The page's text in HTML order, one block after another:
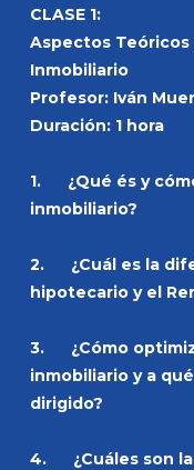
CLASE 1:
Aspectos Teóricos
Inmobiliario
Profesor: Iván
Duración: 1 hora
1. ¿Qué és y
inmobiliario?
2. ¿Cuál es la
hipotecario y el
3. ¿Cómo
inmobiliario y a
dirigido?
4. ¿Cuáles son